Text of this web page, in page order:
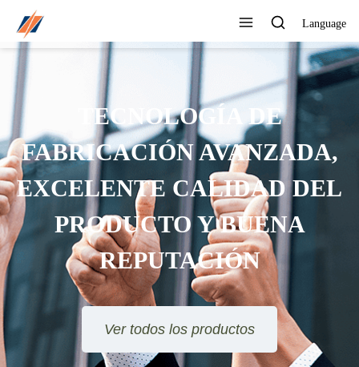
Language
PERSONALIZAR
DISEÑOS Y
ESTILOS
Ver todos los productos